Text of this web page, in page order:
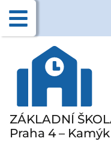
ZÁKLADNÍ
Praha 4 – Kamýk